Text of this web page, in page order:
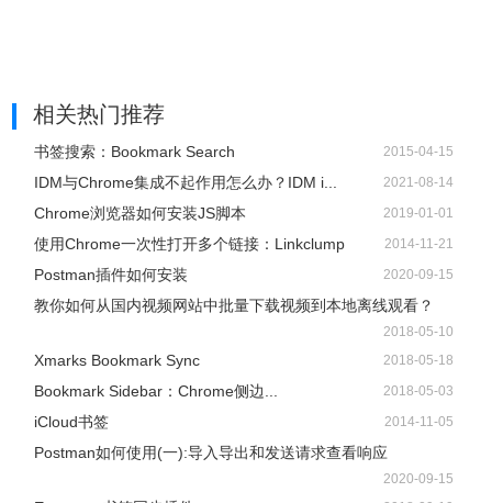
相关热门推荐
书签搜索：Bookmark Search 2015-04-15
IDM与Chrome集成不起作用怎么办？IDM i... 2021-08-14
Chrome浏览器如何安装JS脚本 2019-01-01
使用Chrome一次性打开多个链接：Linkclump 2014-11-21
Postman插件如何安装 2020-09-15
教你如何从国内视频网站中批量下载视频到本地离线观看？
2018-05-10
Xmarks Bookmark Sync 2018-05-18
Bookmark Sidebar：Chrome侧边... 2018-05-03
iCloud书签 2014-11-05
Postman如何使用(一):导入导出和发送请求查看响应
2020-09-15